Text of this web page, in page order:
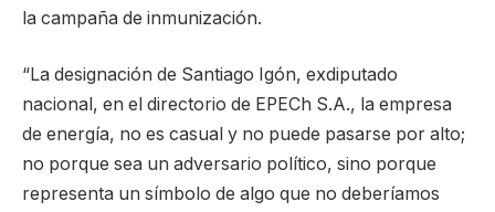
la campaña de inmunización.
“La designación de Santiago Igón, exdiputado
nacional, en el directorio de EPECh S.A., la empresa
de energía, no es casual y no puede pasarse por alto;
no porque sea un adversario político, sino porque
representa un símbolo de algo que no deberíamos